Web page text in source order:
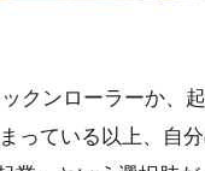
クンローラーか、
っている以上、自